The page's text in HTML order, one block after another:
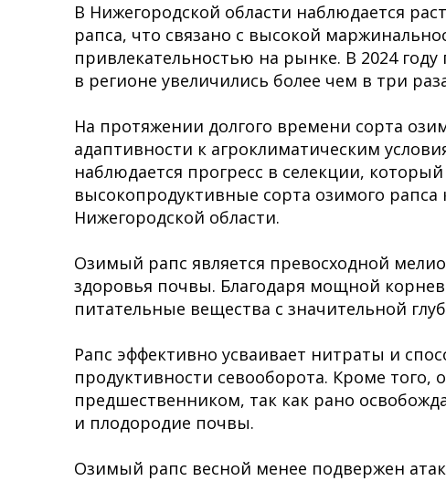
В Нижегородской области наблюдается
рапса, что связано с высокой
привлекательностью на рынке. В 2024
в регионе увеличились более чем в три
На протяжении долгого времени сорта
адаптивности к агроклиматическим
наблюдается прогресс в селекции,
высокопродуктивные сорта озимого
Нижегородской области.
Озимый рапс является превосходной
здоровья почвы. Благодаря мощной
питательные вещества с значительной
Рапс эффективно усваивает нитраты и
продуктивности севооборота. Кроме того,
предшественником, так как рано
и плодородие почвы.
Озимый рапс весной менее подвержен